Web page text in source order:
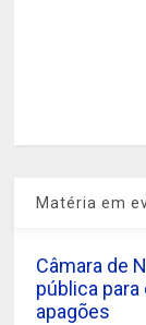
Matéria em
Câmara de
pública
apagões